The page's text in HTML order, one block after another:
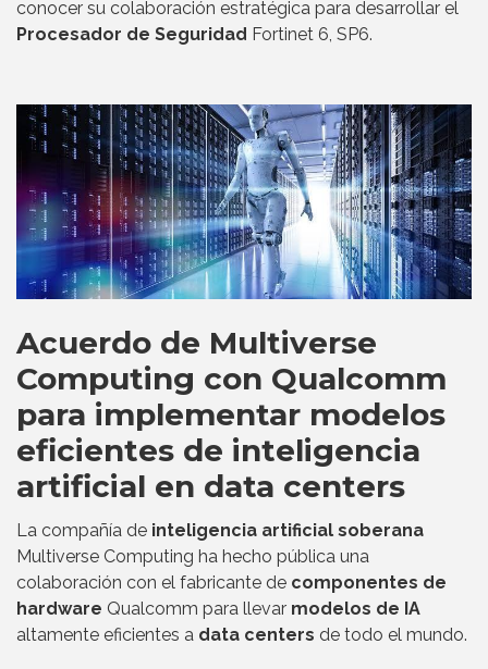
conocer su colaboración estratégica para desarrollar el
Procesador de Seguridad Fortinet 6, SP6.
Acuerdo de Multiverse
Computing con Qualcomm
para implementar modelos
eficientes de inteligencia
artificial en data centers
La compañía de inteligencia artificial soberana
Multiverse Computing ha hecho pública una
colaboración con el fabricante de componentes de
hardware Qualcomm para llevar modelos de IA
altamente eficientes a data centers de todo el mundo.